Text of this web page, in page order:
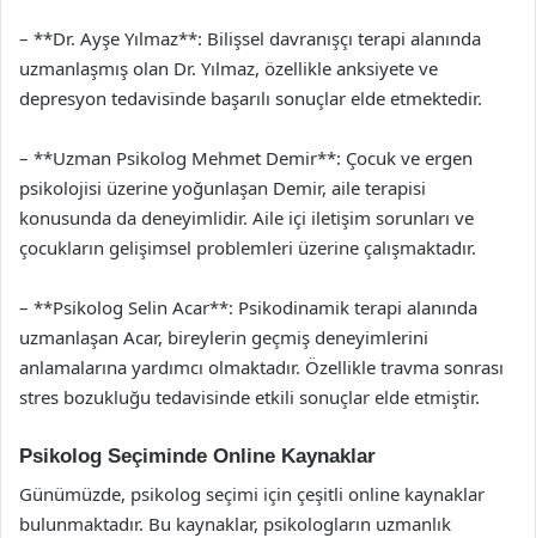
– **Dr. Ayşe Yılmaz**: Bilişsel davranışçı terapi alanında
uzmanlaşmış olan Dr. Yılmaz, özellikle anksiyete ve
depresyon tedavisinde başarılı sonuçlar elde etmektedir.
– **Uzman Psikolog Mehmet Demir**: Çocuk ve ergen
psikolojisi üzerine yoğunlaşan Demir, aile terapisi
konusunda da deneyimlidir. Aile içi iletişim sorunları ve
çocukların gelişimsel problemleri üzerine çalışmaktadır.
– **Psikolog Selin Acar**: Psikodinamik terapi alanında
uzmanlaşan Acar, bireylerin geçmiş deneyimlerini
anlamalarına yardımcı olmaktadır. Özellikle travma sonrası
stres bozukluğu tedavisinde etkili sonuçlar elde etmiştir.
Psikolog Seçiminde Online Kaynaklar
Günümüzde, psikolog seçimi için çeşitli online kaynaklar
bulunmaktadır. Bu kaynaklar, psikologların uzmanlık